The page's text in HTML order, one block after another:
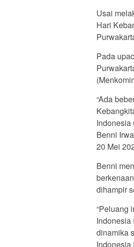
Usai
Hari
Pada
“Ada
Indonesia
Benni
20 Mei
Benni
dihampir
“Peluang
Indonesia
dinamika
Indonesia